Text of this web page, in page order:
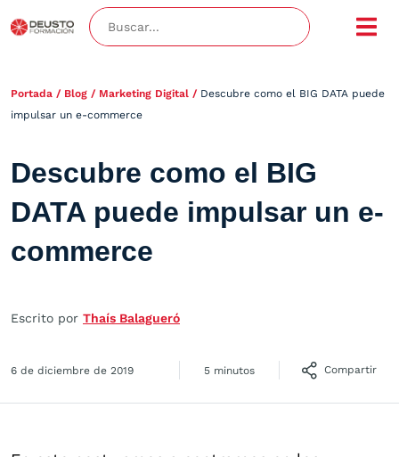
Portada / Blog / Marketing Digital / Descubre como el BIG DATA puede
impulsar un e-commerce
Descubre como el BIG
DATA puede impulsar un e-
commerce
Escrito por Thaís Balagueró
6 de diciembre de 2019 5 minutos Compartir